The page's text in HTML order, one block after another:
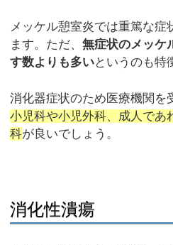
メッケル憩室炎では重篤な症
ます。ただ、無症状のメッケ
す数よりも多いというのも特
消化器症状のため医療機関を
小児科や小児外科、成人であ
科が良いでしょう。
消化性潰瘍